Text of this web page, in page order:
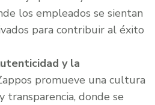
los empleados se sientan
para contribuir al éxito
y la
promueve una cultura
transparencia, donde se